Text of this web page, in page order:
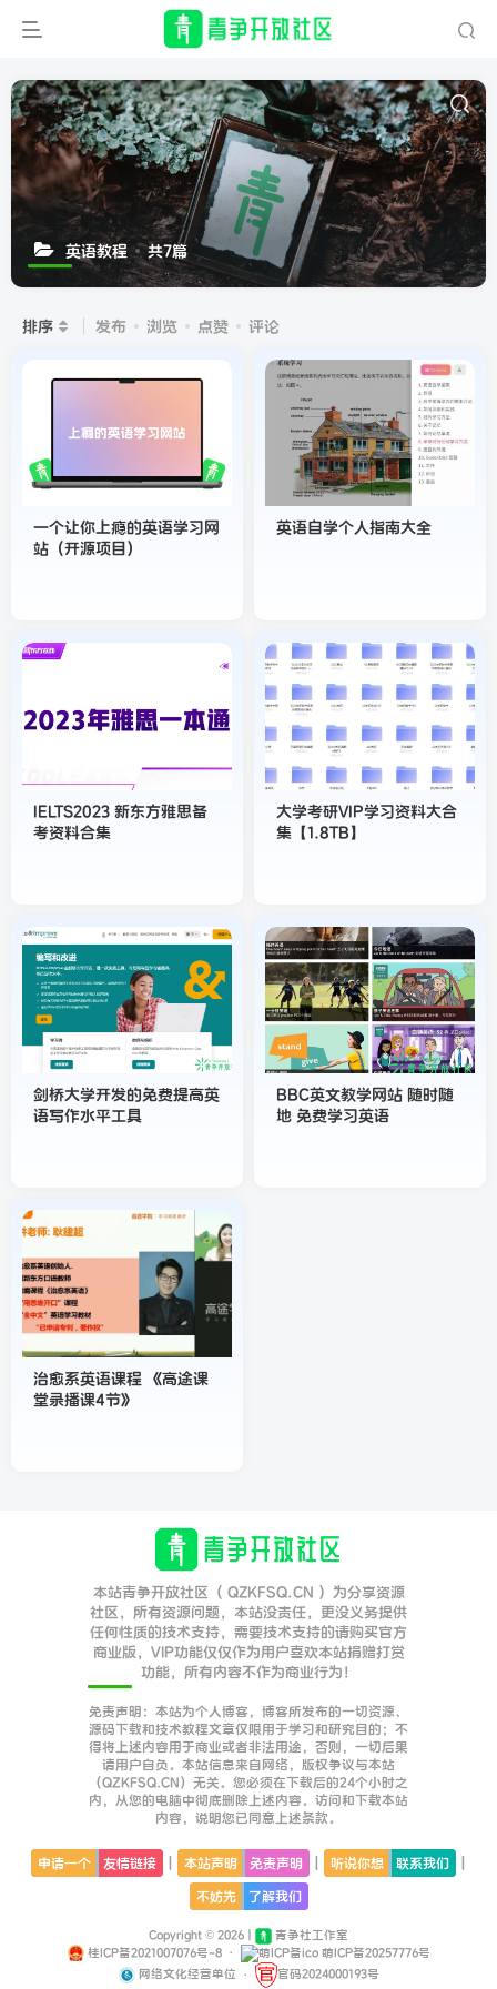
英语教程 共7篇
排序 发布 浏览 点赞 评论
一个让你上瘾的英语学习网
站（开源项目）
英语自学个人指南大全
IELTS2023 新东方雅思备
考资料合集
大学考研VIP学习资料大合
集【1.8TB】
剑桥大学开发的免费提高英
语写作水平工具
BBC英文教学网站 随时随
地 免费学习英语
治愈系英语课程 《高途课
堂录播课4节》
本站青争开放社区（ QZKFSQ.CN ）为分享资源
社区，所有资源问题，本站没责任，更没义务提供
任何性质的技术支持，需要技术支持的请购买官方
商业版，VIP功能仅仅作为用户喜欢本站捐赠打赏
功能，所有内容不作为商业行为！
免责声明：本站为个人博客，博客所发布的一切资源、
源码下载和技术教程文章仅限用于学习和研究目的；不
得将上述内容用于商业或者非法用途，否则，一切后果
请用户自负。本站信息来自网络，版权争议与本站
（QZKFSQ.CN）无关。您必须在下载后的24个小时之
内，从您的电脑中彻底删除上述内容。访问和下载本站
内容，说明您已同意上述条款。
申请一个 友情链接 本站声明 免责声明 听说你想 联系我们
不妨先 了解我们
Copyright © 2026 |
青争社工作室
桂ICP备2021007076号-8·
萌ICP备20257776号
网络文化经营单位 · 官码2024000193号